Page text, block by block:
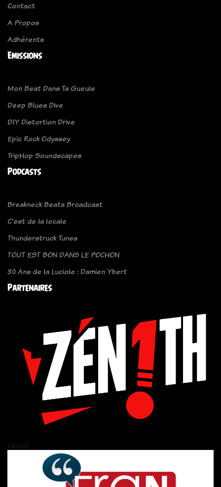
Contact
A Propos
Adhérents
Emissions
Mon Beat Dans Ta Gueule
Deep Blues Dive
DIY Distortion Drive
Epic Rock Odyssey
TripHop Soundscapes
Podcasts
Breakneck Beats Broadcast
C'est de la locale
Thunderstruck Tunes
TOUT EST BON DANS LE POCHON
30 Ans de la Luciole : Damien Ybert
Partenaires